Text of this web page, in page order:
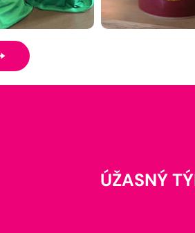
ÚŽASNÝ